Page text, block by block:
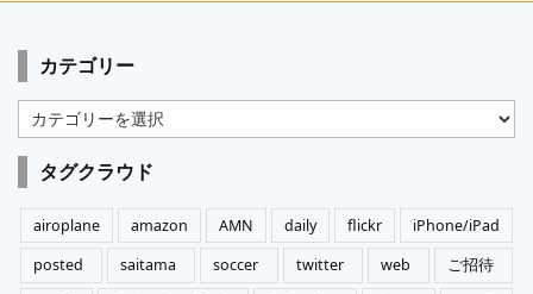
カテゴリー
カ
テ
ゴ
リ
ー
タグクラウド
airoplane amazon AMN daily flickr
iPhone/iPad
posted
saitama soccer twitter web
ご招待